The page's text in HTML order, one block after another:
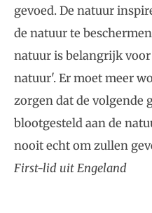
gevoed. De natuur
de natuur te
natuur is belangrijk
natuur'. Er moet meer
zorgen dat de volgende
blootgesteld aan de
nooit echt om zullen
First-lid uit Engeland